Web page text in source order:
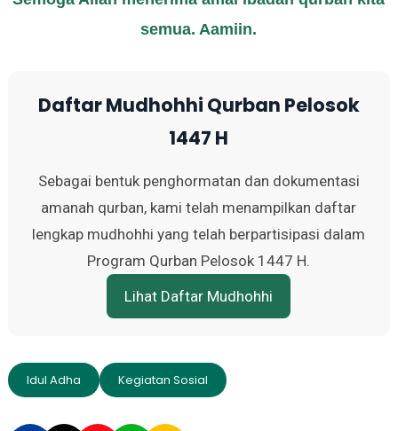
semua. Aamiin.
Daftar Mudhohhi Qurban Pelosok
1447 H
Sebagai bentuk penghormatan dan dokumentasi
amanah qurban, kami telah menampilkan daftar
lengkap mudhohhi yang telah berpartisipasi dalam
Program Qurban Pelosok 1447 H.
Lihat Daftar Mudhohhi
Idul Adha Kegiatan Sosial